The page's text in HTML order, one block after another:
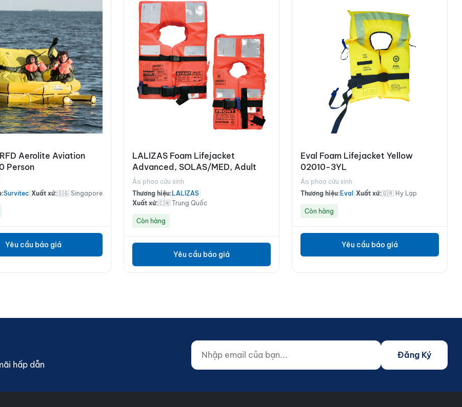
Aerolite Aviation
Person
Survitec Xuất xứ:🇸🇬 Singapore
Yêu cầu báo giá
LALIZAS Foam Lifejacket
Advanced, SOLAS/MED, Adult
Áo phao cứu sinh
Thương hiệu: LALIZAS
Xuất xứ:🇨🇳 Trung Quốc
Còn hàng
Yêu cầu báo giá
Eval Foam Lifejacket Yellow
02010-3YL
Áo phao cứu sinh
Thương hiệu: Eval Xuất xứ:🇬🇷 Hy Lạp
Còn hàng
Yêu cầu báo giá
hấp dẫn
Nhập email của bạn...
Website (do not fill)
Đăng Ký